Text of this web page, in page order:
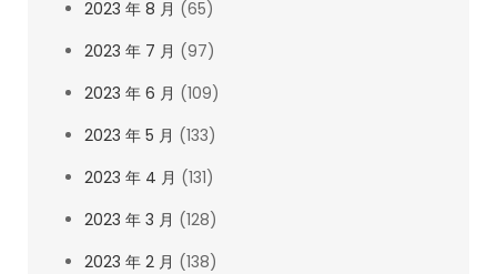
2023 年 8 月 (65)
2023 年 7 月 (97)
2023 年 6 月 (109)
2023 年 5 月 (133)
2023 年 4 月 (131)
2023 年 3 月 (128)
2023 年 2 月 (138)